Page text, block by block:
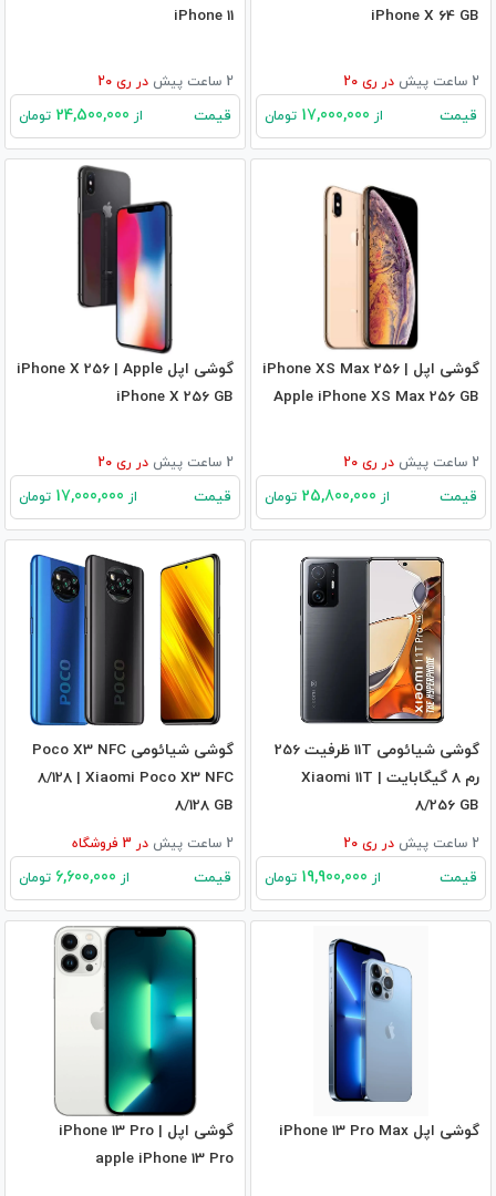
iPhone X 64 GB
2 ساعت پیش در ری 20
قیمت از تومان
iPhone 11
2 ساعت پیش در ری 20
قیمت از تومان
گوشی اپل iPhone XS Max 256 |
Apple iPhone XS Max 256 GB
2 ساعت پیش در ری 20
قیمت از تومان
گوشی اپل iPhone X 256 | Apple
iPhone X 256 GB
2 ساعت پیش در ری 20
قیمت از تومان
گوشی شیائومی 11T ظرفیت 256
رم 8 گیگابایت | Xiaomi 11T
8/256 GB
2 ساعت پیش در ری 20
قیمت از تومان
گوشی شیائومی Poco X3 NFC
8/128 | Xiaomi Poco X3 NFC
8/128 GB
2 ساعت پیش در فروشگاه
قیمت از تومان
گوشی اپل iPhone 13 Pro Max
گوشی اپل iPhone 13 Pro |
apple iPhone 13 Pro